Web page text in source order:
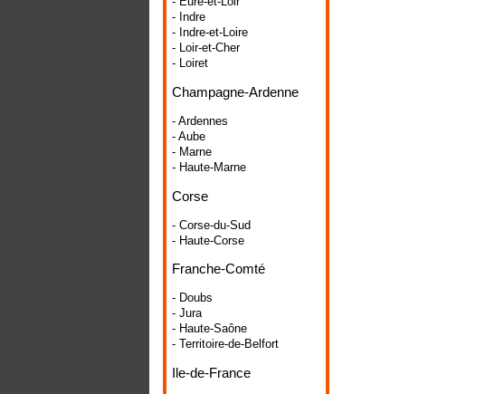
- Indre
- Indre-et-Loire
- Loir-et-Cher
- Loiret
Champagne-Ardenne
- Ardennes
- Aube
- Marne
- Haute-Marne
Corse
- Corse-du-Sud
- Haute-Corse
Franche-Comté
- Doubs
- Jura
- Haute-Saône
- Territoire-de-Belfort
Ile-de-France